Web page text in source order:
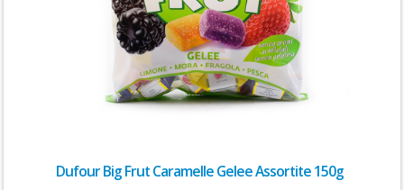
Dufour Big Frut Caramelle Gelee Assortite 150g